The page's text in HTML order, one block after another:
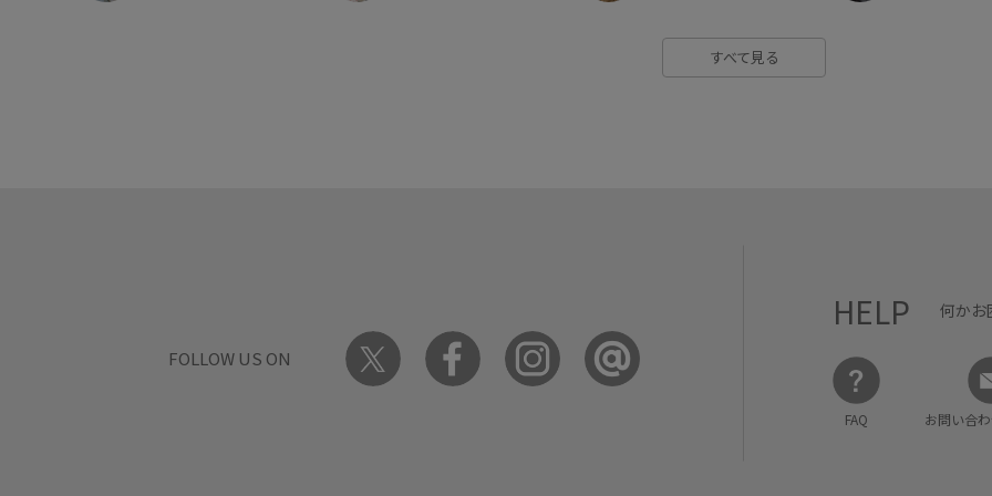
すべて見る
FOLLOW US ON
HELP 何かお
FAQ お問い合